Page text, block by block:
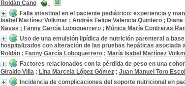
Roldán Cano
Falla intestinal en el paciente pediátrico: experiencia y
Isabel Martínez Volkmar; Andrés Felipe Valencia Quintero;
Navas ; Fanny García Loboguerrero; Mónica María Contreras
Uso de una emulsión lipídica de nutrición parenteral a
hospitalizados con alteración de las pruebas hepáticas asociada
Roldán; Fanny García Loboguerrero; María Isabel Martínez
Factores relacionados con la pérdida de peso en una
Giraldo Villa; Lina Marcela López Gómez; Juan Manuel Toro
Incidencia de complicaciones del soporte nutricional en